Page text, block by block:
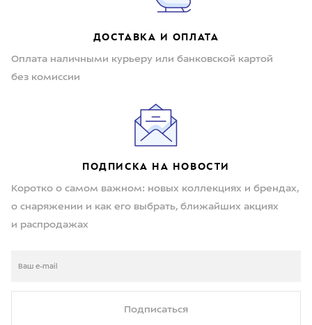
ДОСТАВКА И ОПЛАТА
Оплата наличными курьеру или банковской картой
без комиссии
ПОДПИСКА НА НОВОСТИ
Коротко о самом важном: новых коллекциях и брендах,
о снаряжении и как его выбрать, ближайших акциях
и распродажах
Подписаться